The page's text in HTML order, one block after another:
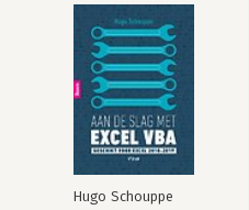
Hugo Schouppe